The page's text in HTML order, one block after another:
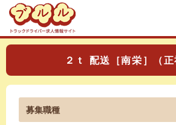
２ｔ 配送［南栄］（正
募集職種